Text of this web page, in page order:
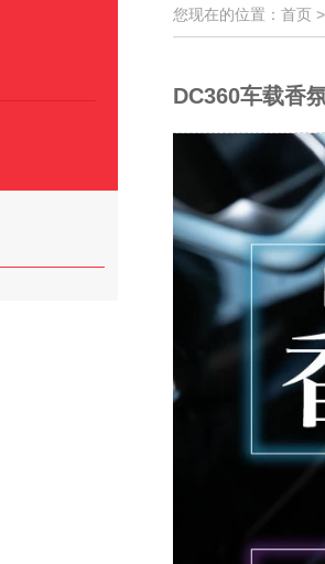
您现在的位置：首页
DC360车载香